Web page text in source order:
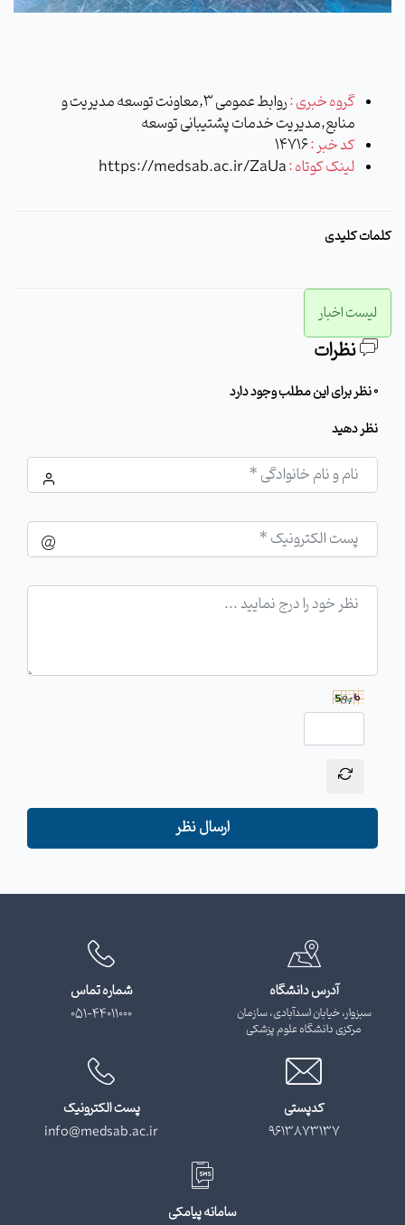
گروه خبری :
روابط عمومی 3,معاونت توسعه مدیریت و
منابع,مدیریت خدمات پشتیبانی توسعه
کد خبر :14716
لینک کوتاه :https://medsab.ac.ir/ZaUa
کلمات کلیدی
لیست اخبار
نظرات
0 نظر برای این مطلب وجود دارد
نظر دهید
ارسال نظر
آدرس دانشگاه
سبزوار، خیابان اسدآبادی، سازمان
مرکزی دانشگاه علوم پزشکی
شماره تماس
051-44011000
کدپستی
9613873137
پست الکترونیک
info@medsab.ac.ir
سامانه پیامکی